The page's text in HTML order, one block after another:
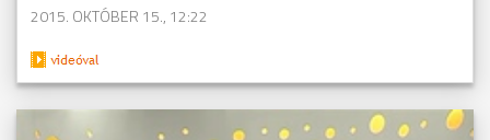
2015. OKTÓBER 15., 12:22